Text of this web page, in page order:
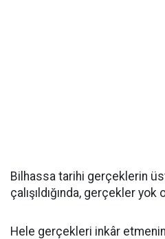
Bilhassa tarihi gerçeklerin
çalışıldığında, gerçekler yok
Hele gerçekleri inkâr